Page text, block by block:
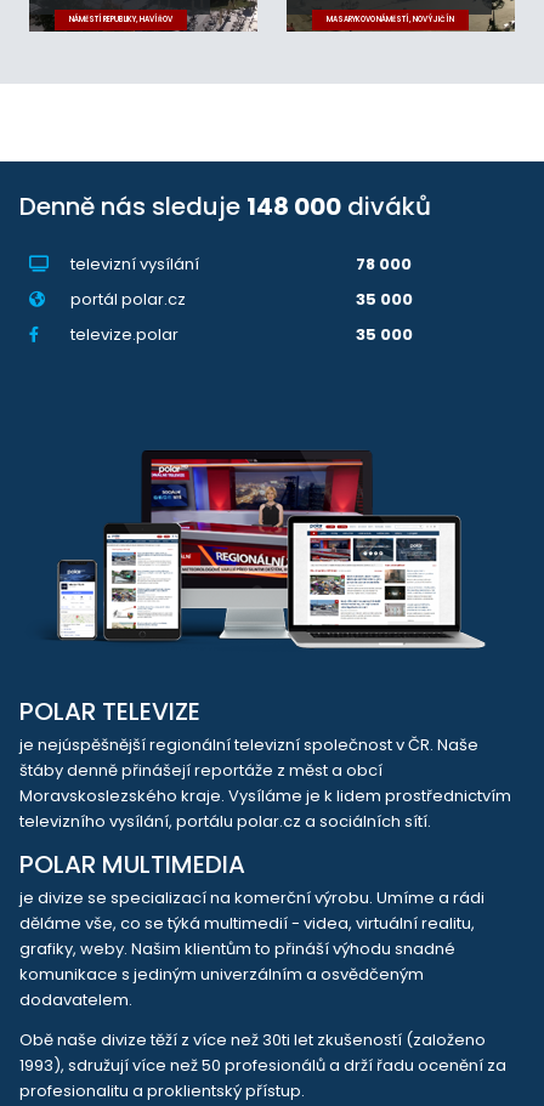
NÁMĚSTÍ REPUBLIKY, HAVÍŘOV MASARYKOVO NÁMĚSTÍ, NOVÝ JIČÍN
Denně nás sleduje 148 000 diváků
televizní vysílání
78 000
portál polar.cz
35 000
televize.polar
35 000
POLAR TELEVIZE
je nejúspěšnější regionální televizní společnost v ČR. Naše
štáby denně přinášejí reportáže z měst a obcí
Moravskoslezského kraje. Vysíláme je k lidem prostřednictvím
televizního vysílání, portálu polar.cz a sociálních sítí.
POLAR MULTIMEDIA
je divize se specializací na komerční výrobu. Umíme a rádi
děláme vše, co se týká multimedií - videa, virtuální realitu,
grafiky, weby. Našim klientům to přináší výhodu snadné
komunikace s jediným univerzálním a osvědčeným
dodavatelem.
Obě naše divize těží z více než 30ti let zkušeností (založeno
1993), sdružují více než 50 profesionálů a drží řadu ocenění za
profesionalitu a proklientský přístup.